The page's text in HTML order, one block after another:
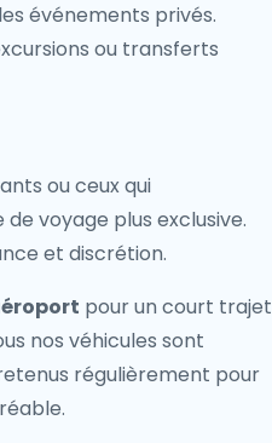
événements privés.
ou transferts
ou ceux qui
voyage plus exclusive.
et discrétion.
pour un court trajet
nos véhicules sont
régulièrement pour